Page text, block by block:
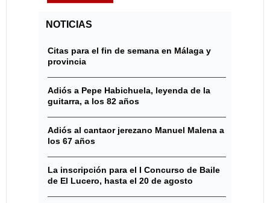
NOTICIAS
Citas para el fin de semana en Málaga y
provincia
Adiós a Pepe Habichuela, leyenda de la
guitarra, a los 82 años
Adiós al cantaor jerezano Manuel Malena a
los 67 años
La inscripción para el I Concurso de Baile
de El Lucero, hasta el 20 de agosto